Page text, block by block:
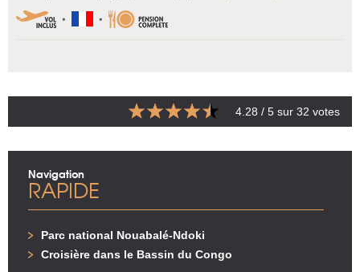
4.28 / 5 sur 32 votes
Navigation
RAPIDE
Parc national Nouabalé-Ndoki
Croisière dans le Bassin du Congo